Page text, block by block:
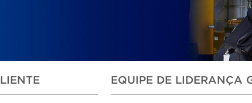
EQUIPE DE LIDERANÇA